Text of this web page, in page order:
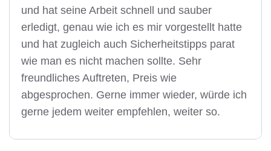
und hat seine Arbeit schnell und sauber
erledigt, genau wie ich es mir vorgestellt hatte
und hat zugleich auch Sicherheitstipps parat
wie man es nicht machen sollte. Sehr
freundliches Auftreten, Preis wie
abgesprochen. Gerne immer wieder, würde ich
gerne jedem weiter empfehlen, weiter so.